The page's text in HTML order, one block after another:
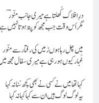
درِ افلاک کُھلتا ہے میری جانب منّورؔ
مگر اُس وقت جب مجھ کو پتہ ہوتا نہیں
میں چل رہا ہوں زمیں کی رفتار سے منّور
غُبار کیوں ہو رہی ہے میری سفال مجھ
کہا تھا میں نے کسی نے بھی کچھ سُنا نہ کہا
یہ لوگ لوگ ہیں ان سے کہا کہا نہ کہا